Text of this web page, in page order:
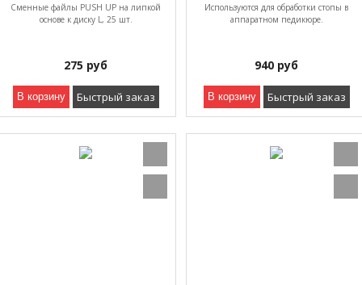
Cменные файлы PUSH UP на липкой
основе к диску L, 25 шт.
275 руб
В корзину Быстрый заказ
Используются для обработки стопы в
аппаратном педикюре.
940 руб
В корзину Быстрый заказ